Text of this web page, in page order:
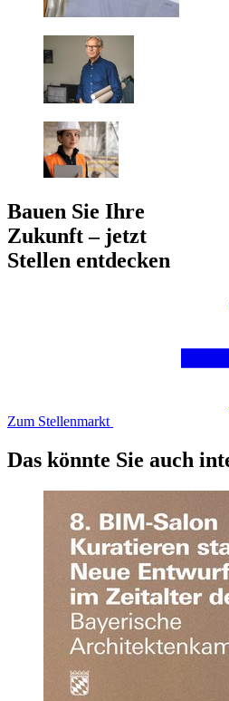
Bauen Sie Ihre
Zukunft – jetzt
Stellen entdecken
Zum Stellenmarkt
Das könnte Sie auch